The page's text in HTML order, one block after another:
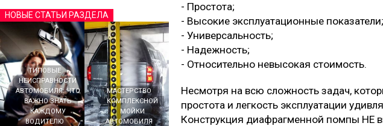
НОВЫЕ СТАТЬИ РАЗДЕЛА
ТИПОВЫЕ
НЕИСПРАВНОСТИ
АВТОМОБИЛЯ: ЧТО
ВАЖНО ЗНАТЬ
КАЖДОМУ
ВОДИТЕЛЮ
МАСТЕРСТВО
КОМПЛЕКСНОЙ
МОЙКИ
АВТОМОБИЛЯ
- Простота;
- Высокие эксплуатационные показатели;
- Универсальность;
- Надежность;
- Относительно невысокая стоимость.
Несмотря на всю сложность задач,
простота и легкость эксплуатации
Конструкция диафрагменной помпы НЕ